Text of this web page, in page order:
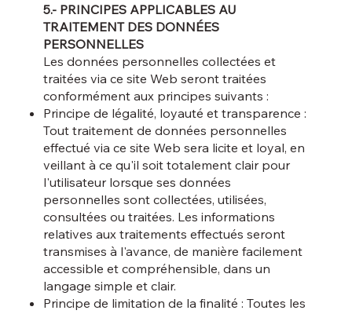
5.- PRINCIPES APPLICABLES AU
TRAITEMENT DES DONNÉES
PERSONNELLES
Les données personnelles collectées et
traitées via ce site Web seront traitées
conformément aux principes suivants :
Principe de légalité, loyauté et transparence :
Tout traitement de données personnelles
effectué via ce site Web sera licite et loyal, en
veillant à ce qu'il soit totalement clair pour
l'utilisateur lorsque ses données
personnelles sont collectées, utilisées,
consultées ou traitées. Les informations
relatives aux traitements effectués seront
transmises à l'avance, de manière facilement
accessible et compréhensible, dans un
langage simple et clair.
Principe de limitation de la finalité : Toutes les